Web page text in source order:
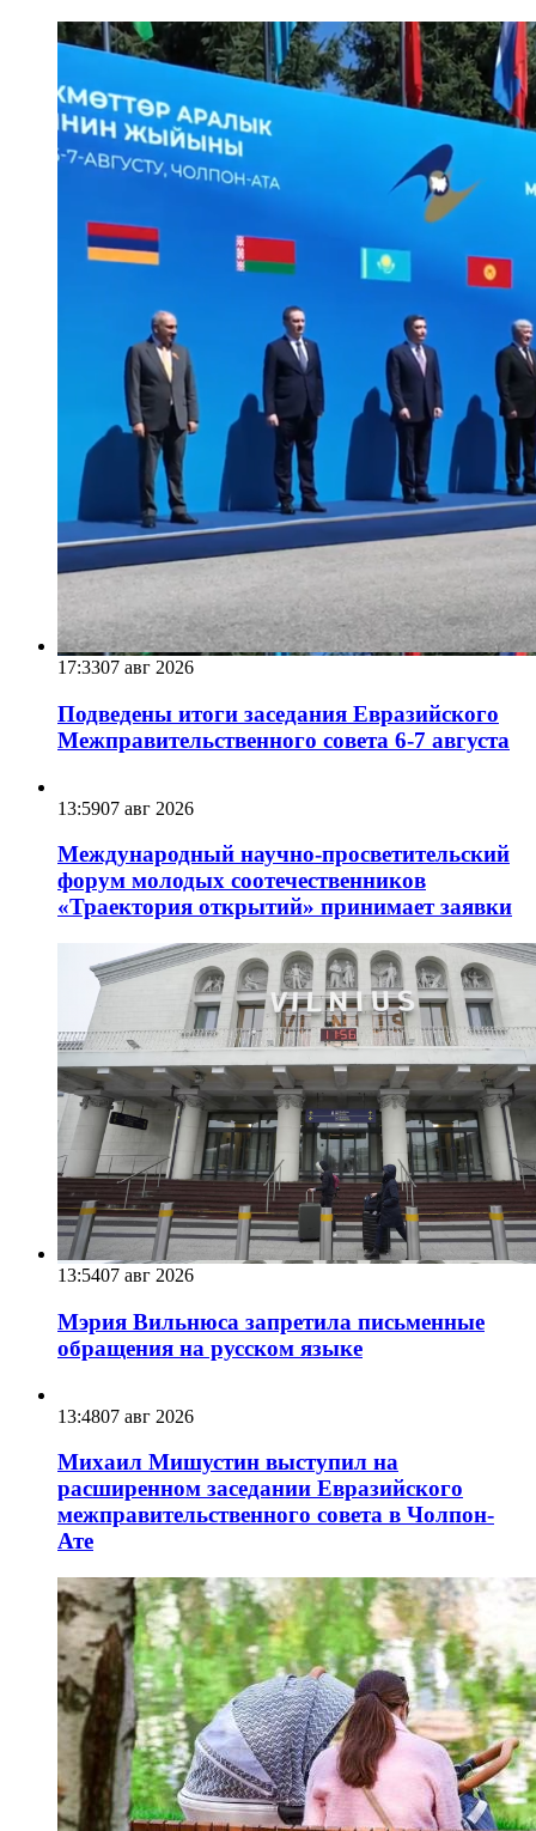
17:3307 авг 2026
Подведены итоги заседания Евразийского
Межправительственного совета 6-7 августа
13:5907 авг 2026
Международный научно-просветительский
форум молодых соотечественников
«Траектория открытий» принимает заявки
13:5407 авг 2026
Мэрия Вильнюса запретила письменные
обращения на русском языке
13:4807 авг 2026
Михаил Мишустин выступил на
расширенном заседании Евразийского
межправительственного совета в Чолпон-
Ате